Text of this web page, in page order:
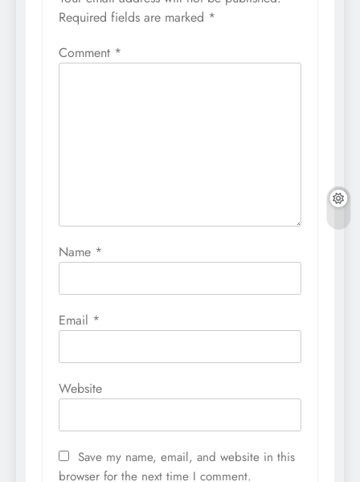
Required fields are marked *
Comment *
Name *
Email *
Website
Save my name, email, and website in this
browser for the next time I comment.